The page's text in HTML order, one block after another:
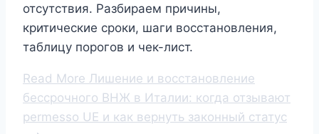
отсутствия. Разбираем причины,
критические сроки, шаги восстановления,
таблицу порогов и чек-лист.
Read More Лишение и восстановление
бессрочного ВНЖ в Италии: когда отзывают
permesso UE и как вернуть законный статус